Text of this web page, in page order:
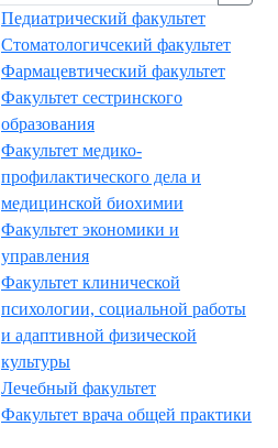
Педиатрический факультет
Стоматологичсекий факультет
Фармацевтический факультет
Факультет сестринского
образования
Факультет медико-
профилактического дела и
медицинской биохимии
Факультет экономики и
управления
Факультет клинической
психологии, социальной работы
и адаптивной физической
культуры
Лечебный факультет
Факультет врача общей практики